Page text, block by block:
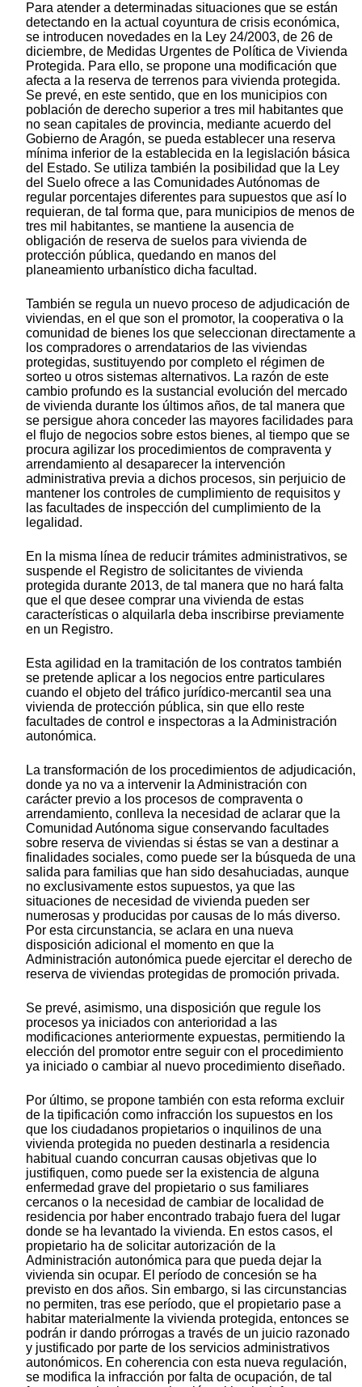
Para atender a determinadas situaciones que se están
detectando en la actual coyuntura de crisis económica,
se introducen novedades en la Ley 24/2003, de 26 de
diciembre, de Medidas Urgentes de Política de Vivienda
Protegida. Para ello, se propone una modificación que
afecta a la reserva de terrenos para vivienda protegida.
Se prevé, en este sentido, que en los municipios con
población de derecho superior a tres mil habitantes que
no sean capitales de provincia, mediante acuerdo del
Gobierno de Aragón, se pueda establecer una reserva
mínima inferior de la establecida en la legislación básica
del Estado. Se utiliza también la posibilidad que la Ley
del Suelo ofrece a las Comunidades Autónomas de
regular porcentajes diferentes para supuestos que así lo
requieran, de tal forma que, para municipios de menos de
tres mil habitantes, se mantiene la ausencia de
obligación de reserva de suelos para vivienda de
protección pública, quedando en manos del
planeamiento urbanístico dicha facultad.
También se regula un nuevo proceso de adjudicación de
viviendas, en el que son el promotor, la cooperativa o la
comunidad de bienes los que seleccionan directamente a
los compradores o arrendatarios de las viviendas
protegidas, sustituyendo por completo el régimen de
sorteo u otros sistemas alternativos. La razón de este
cambio profundo es la sustancial evolución del mercado
de vivienda durante los últimos años, de tal manera que
se persigue ahora conceder las mayores facilidades para
el flujo de negocios sobre estos bienes, al tiempo que se
procura agilizar los procedimientos de compraventa y
arrendamiento al desaparecer la intervención
administrativa previa a dichos procesos, sin perjuicio de
mantener los controles de cumplimiento de requisitos y
las facultades de inspección del cumplimiento de la
legalidad.
En la misma línea de reducir trámites administrativos, se
suspende el Registro de solicitantes de vivienda
protegida durante 2013, de tal manera que no hará falta
que el que desee comprar una vivienda de estas
características o alquilarla deba inscribirse previamente
en un Registro.
Esta agilidad en la tramitación de los contratos también
se pretende aplicar a los negocios entre particulares
cuando el objeto del tráfico jurídico-mercantil sea una
vivienda de protección pública, sin que ello reste
facultades de control e inspectoras a la Administración
autonómica.
La transformación de los procedimientos de adjudicación,
donde ya no va a intervenir la Administración con
carácter previo a los procesos de compraventa o
arrendamiento, conlleva la necesidad de aclarar que la
Comunidad Autónoma sigue conservando facultades
sobre reserva de viviendas si éstas se van a destinar a
finalidades sociales, como puede ser la búsqueda de una
salida para familias que han sido desahuciadas, aunque
no exclusivamente estos supuestos, ya que las
situaciones de necesidad de vivienda pueden ser
numerosas y producidas por causas de lo más diverso.
Por esta circunstancia, se aclara en una nueva
disposición adicional el momento en que la
Administración autonómica puede ejercitar el derecho de
reserva de viviendas protegidas de promoción privada.
Se prevé, asimismo, una disposición que regule los
procesos ya iniciados con anterioridad a las
modificaciones anteriormente expuestas, permitiendo la
elección del promotor entre seguir con el procedimiento
ya iniciado o cambiar al nuevo procedimiento diseñado.
Por último, se propone también con esta reforma excluir
de la tipificación como infracción los supuestos en los
que los ciudadanos propietarios o inquilinos de una
vivienda protegida no pueden destinarla a residencia
habitual cuando concurran causas objetivas que lo
justifiquen, como puede ser la existencia de alguna
enfermedad grave del propietario o sus familiares
cercanos o la necesidad de cambiar de localidad de
residencia por haber encontrado trabajo fuera del lugar
donde se ha levantado la vivienda. En estos casos, el
propietario ha de solicitar autorización de la
Administración autonómica para que pueda dejar la
vivienda sin ocupar. El período de concesión se ha
previsto en dos años. Sin embargo, si las circunstancias
no permiten, tras ese período, que el propietario pase a
habitar materialmente la vivienda protegida, entonces se
podrán ir dando prórrogas a través de un juicio razonado
y justificado por parte de los servicios administrativos
autonómicos. En coherencia con esta nueva regulación,
se modifica la infracción por falta de ocupación, de tal